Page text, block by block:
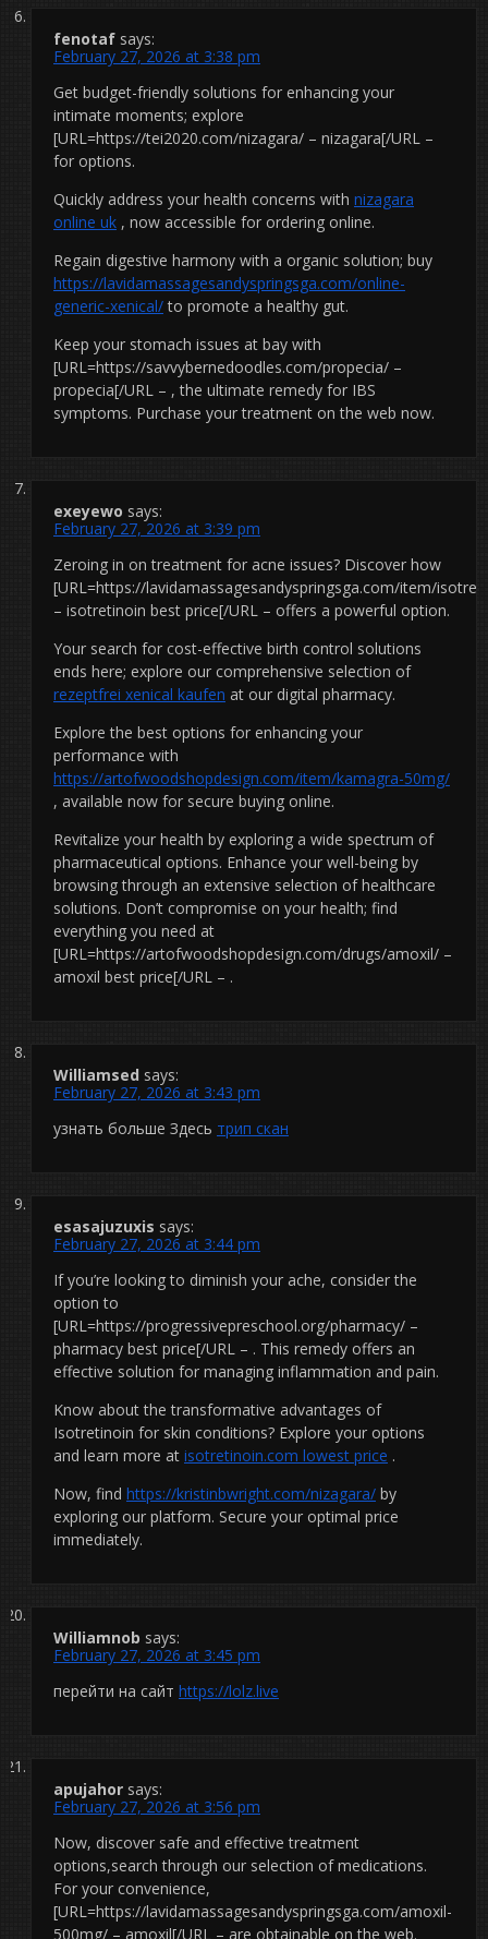
fenotaf says:
February 27, 2026 at 3:38 pm
Get budget-friendly solutions for enhancing your
intimate moments; explore
[URL=https://tei2020.com/nizagara/ – nizagara[/URL –
for options.
Quickly address your health concerns with nizagara
online uk , now accessible for ordering online.
Regain digestive harmony with a organic solution; buy
https://lavidamassagesandyspringsga.com/online-
generic-xenical/to promote a healthy gut.
Keep your stomach issues at bay with
[URL=https://savvybernedoodles.com/propecia/ –
propecia[/URL – , the ultimate remedy for IBS
symptoms. Purchase your treatment on the web now.
exeyewo says:
February 27, 2026 at 3:39 pm
Zeroing in on treatment for acne issues? Discover how
[URL=https://lavidamassagesandyspringsga.com/item/
– isotretinoin best price[/URL – offers a powerful option.
Your search for cost-effective birth control solutions
ends here; explore our comprehensive selection of
rezeptfrei xenical kaufen at our digital pharmacy.
Explore the best options for enhancing your
performance with
https://artofwoodshopdesign.com/item/kamagra-50mg/
, available now for secure buying online.
Revitalize your health by exploring a wide spectrum of
pharmaceutical options. Enhance your well-being by
browsing through an extensive selection of healthcare
solutions. Don’t compromise on your health; find
everything you need at
[URL=https://artofwoodshopdesign.com/drugs/amoxil/ –
amoxil best price[/URL – .
Williamsed says:
February 27, 2026 at 3:43 pm
узнать больше Здесь трип скан
esasajuzuxis says:
February 27, 2026 at 3:44 pm
If you’re looking to diminish your ache, consider the
option to
[URL=https://progressivepreschool.org/pharmacy/ –
pharmacy best price[/URL – . This remedy offers an
effective solution for managing inflammation and pain.
Know about the transformative advantages of
Isotretinoin for skin conditions? Explore your options
and learn more at isotretinoin.com lowest price .
Now, find https://kristinbwright.com/nizagara/ by
exploring our platform. Secure your optimal price
immediately.
Williamnob says:
February 27, 2026 at 3:45 pm
перейти на сайт https://lolz.live
apujahor says:
February 27, 2026 at 3:56 pm
Now, discover safe and effective treatment
options,search through our selection of medications.
For your convenience,
[URL=https://lavidamassagesandyspringsga.com/amoxil-
500mg/ – amoxil[/URL – are obtainable on the web.